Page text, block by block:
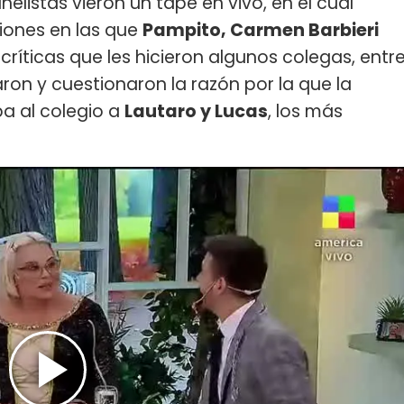
en las que Pampito, Carmen Barbieri
que les hicieron algunos colegas,
y cuestionaron la razón por la que la
al colegio a Lautaro y Lucas, los más